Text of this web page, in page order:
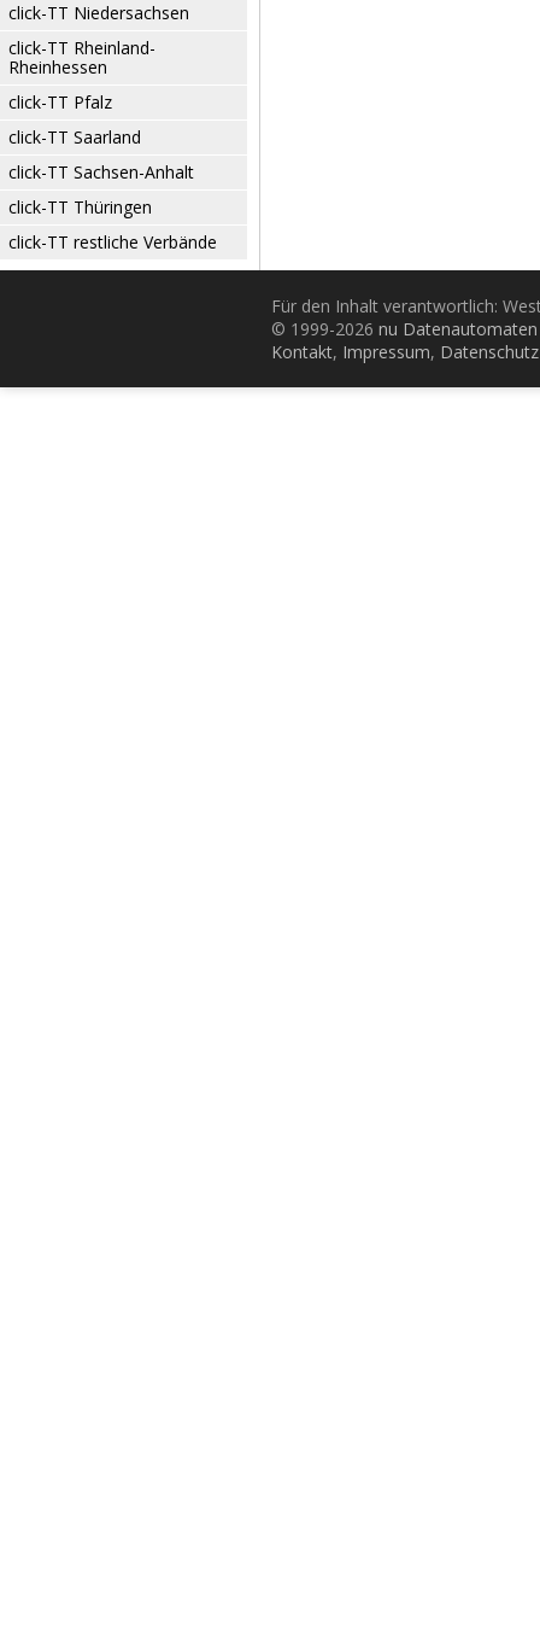
click-TT Niedersachsen
click-TT Rheinland-
Rheinhessen
click-TT Pfalz
click-TT Saarland
click-TT Sachsen-Anhalt
click-TT Thüringen
click-TT restliche Verbände
Für den Inhalt verantwortlich:
© 1999-2026 nu
Kontakt, Impressum, Datenschutz